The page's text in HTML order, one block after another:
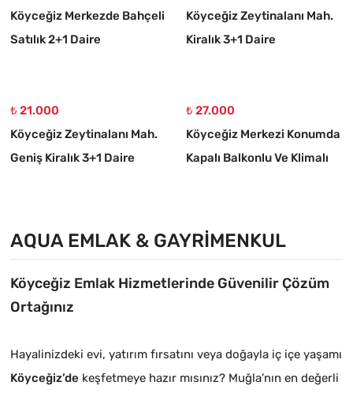
Köyceğiz Merkezde Bahçeli
Satılık 2+1 Daire
Köyceğiz Zeytinalanı Mah.
Kiralık 3+1 Daire
₺ 21.000
Köyceğiz Zeytinalanı Mah.
Geniş Kiralık 3+1 Daire
₺ 27.000
Köyceğiz Merkezi Konumda
Kapalı Balkonlu Ve Klimalı
AQUA EMLAK & GAYRIMENKUL
Köyceğiz Emlak Hizmetlerinde Güvenilir Çözüm
Ortağınız
Hayalinizdeki evi, yatırım fırsatını veya doğayla iç içe yaşamı
Köyceğiz’de keşfetmeye hazır mısınız? Muğla’nın en değerli